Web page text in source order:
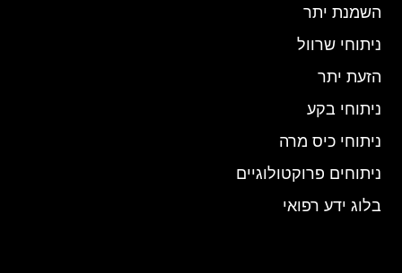
השמנת יתר
ניתוחי שרוול
הזעת יתר
ניתוחי בקע
ניתוחי כיס מרה
ניתוחים פרוקטולוגיים
בלוג ידע רפואי